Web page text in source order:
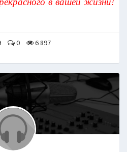
0 6 897